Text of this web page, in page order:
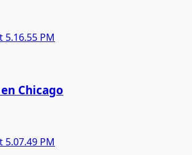
Chicago